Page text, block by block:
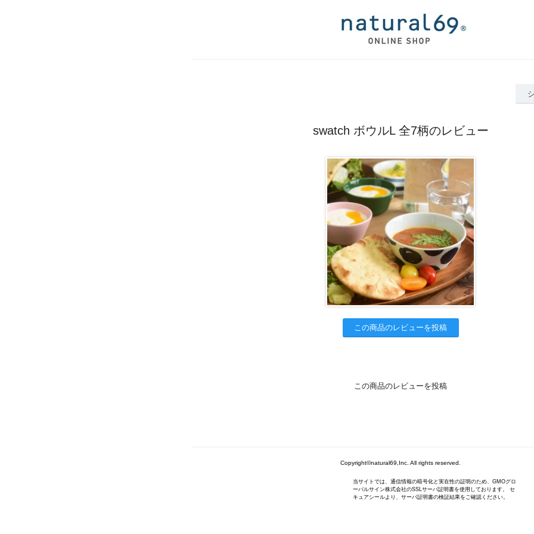
swatch ボウルL 全7柄のレビュー
この商品のレビューを投稿
この商品のレビューを投稿
Copyright©natural69,Inc. All rights reserved.
当サイトでは、通信情報の暗号化と実在性の証明のため、GMOグロ
ーバルサイン株式会社のSSLサーバ証明書を使用しております。 セ
キュアシールより、サーバ証明書の検証結果をご確認ください。